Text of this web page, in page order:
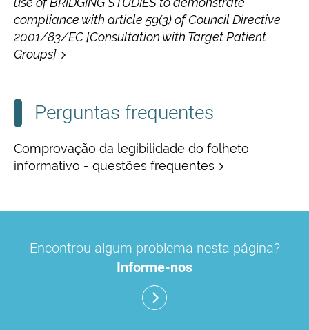
compliance with article 59(3) of Council Directive
2001/83/EC [Consultation with Target Patient
Groups]
Perguntas frequentes
Comprovação da legibilidade do folheto
informativo - questões frequentes
Encontrou algum problema nesta página?
Informe-nos